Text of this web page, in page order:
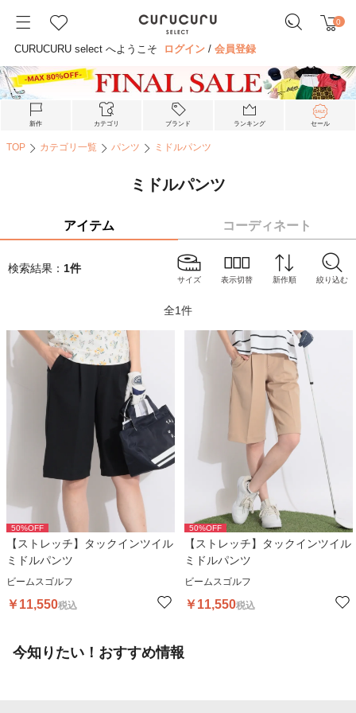
0
CURUCURU select へようこそ ログイン /会員登録
新作 カテゴリ ブランド ランキング セール
TOP カテゴリ一覧 パンツ ミドルパンツ
ミドルパンツ
アイテム コーディネート
検索結果： 1件
サイズ 表示切替 新作順 絞り込む
全1件
50%OFF
【ストレッチ】タックインツイル
ミドルパンツ
ビームスゴルフ
￥11,550税込
50%OFF
【ストレッチ】タックインツイル
ミドルパンツ
ビームスゴルフ
￥11,550税込
今知りたい！おすすめ情報